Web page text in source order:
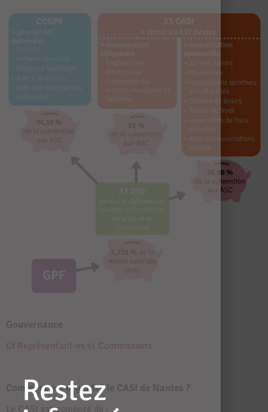
Représentant·es Commissions
Comment est organisé le CASI de Nantes ?
Le CASI est composé de :
Restez